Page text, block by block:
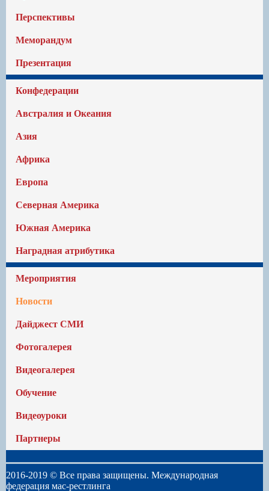
Перспективы
Меморандум
Презентация
Конфедерации
Австралия и Океания
Азия
Африка
Европа
Северная Америка
Южная Америка
Наградная атрибутика
Мероприятия
Новости
Дайджест СМИ
Фотогалерея
Видеогалерея
Обучение
Видеоуроки
Партнеры
2016-2019 © Все права защищены. Международная
федерация мас-рестлинга